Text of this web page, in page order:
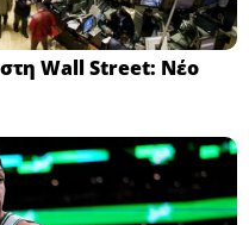
Wall Street: Νέο